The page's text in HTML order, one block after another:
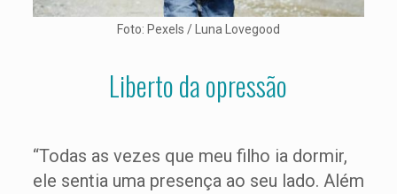
Foto: Pexels / Luna Lovegood
Liberto da opressão
“Todas as vezes que meu filho ia dormir,
ele sentia uma presença ao seu lado. Além